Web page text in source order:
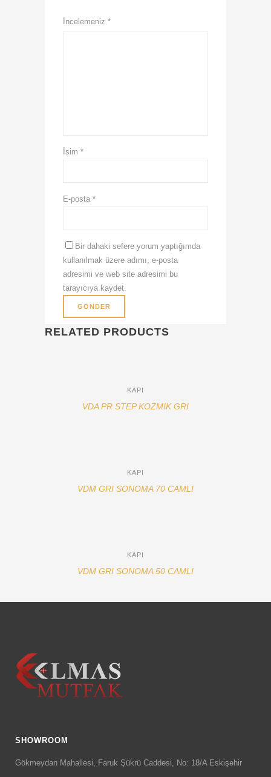
İncelemeniz *
İsim *
E-posta *
Bir dahaki sefere yorum yaptığımda
kullanılmak üzere adımı, e-posta
adresimi ve web site adresimi bu
tarayıcıya kaydet.
RELATED PRODUCTS
KAPI
VDA PR STEP KOZMIK GRI
KAPI
VDM GRI SONOMA 70 CAMLI
KAPI
VDM GRI SONOMA 50 CAMLI
SHOWROOM
Gökmeydan Mahallesi, Faruk Şükrü Caddesi, No: 18/A Eskişehir